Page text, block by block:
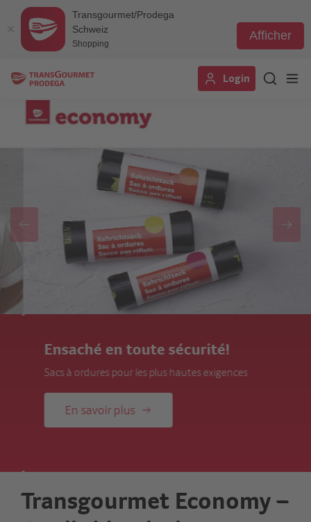
Transgourmet/Prodega
Schweiz
Shopping
Afficher
Login
Ensaché en toute sécurité!
Sacs à ordures pour les plus hautes exigences
En savoir plus
Transgourmet Economy –